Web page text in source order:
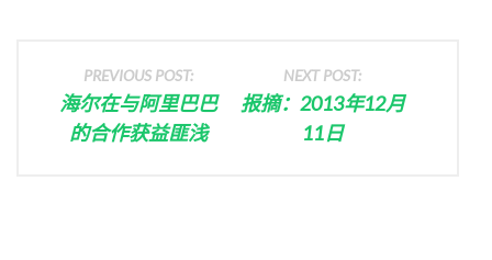
PREVIOUS POST:
海尔在与阿里巴巴
的合作获益匪浅
NEXT POST:
报摘：2013年12月
11日